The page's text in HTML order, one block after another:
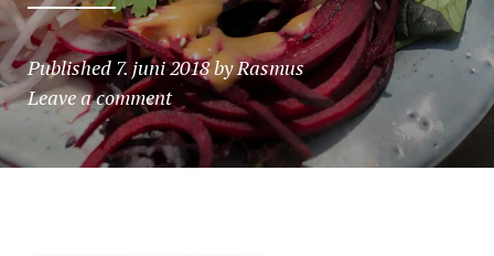
Published 7. juni 2018byRasmus
Leave a comment